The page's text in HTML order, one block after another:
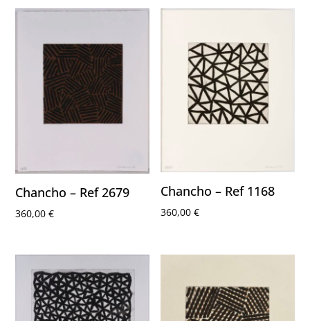
Chancho – Ref 2679
360,00€
Chancho – Ref 1168
360,00€